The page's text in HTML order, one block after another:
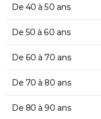
De 40 à 50 ans
De 50 à 60 ans
De 60 à 70 ans
De 70 à 80 ans
De 80 à 90 ans